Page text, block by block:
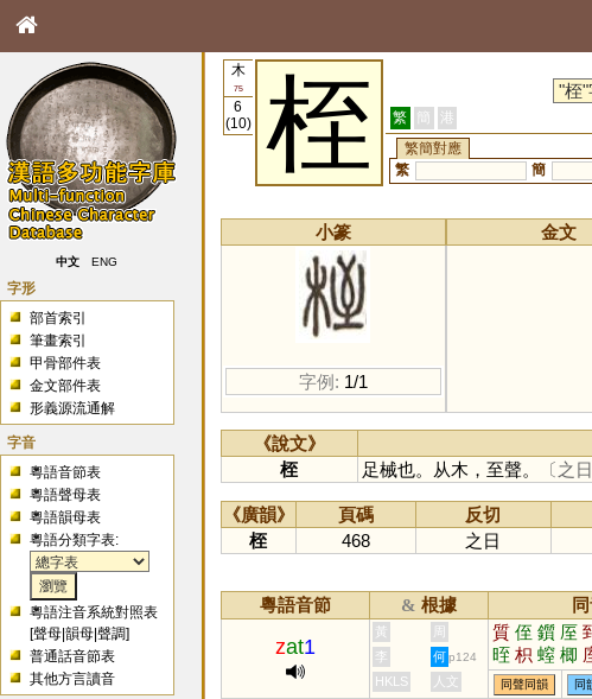
中文 ENG
字形
部首索引
筆畫索引
甲骨部件表
金文部件表
形義源流通解
字音
粵語音節表
粵語聲母表
粵語韻母表
粵語分類字表:
粵語注音系統對照表
[聲母 |韻母 |聲調]
普通話音節表
其他方言讀音
木
75
6
(10)
桎 繁 簡 港
繁簡對應
繁
簡
小篆
字例: 1/1
金文
《說文》
桎
足械也。从木，至聲。 〔之
《廣韻》 頁碼 反切
桎
468 之日
粵語音節 & 根據
zat1
黃 周 質 侄 鑕 厔
晊 枳 螲 楖
李 何 p124
HKLS 人文 同聲同韻 同